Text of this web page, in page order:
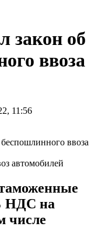
закон об
ввоза
11:56
автомобилей
НДС на
числе